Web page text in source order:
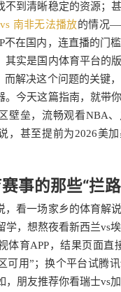
不到清晰稳定的资源；
南非无法播放的情况
不在国内，连直播的门槛
其实是国内体育平台的
而解决这个问题的关键
。今天这篇指南，就带
壁垒，流畅观看NBA
，甚至提前为2026美
事的那些“拦
，看一场家乡的体育解
学，想熬夜看新西兰vs
体育APP，结果页面直
可用”；换个平台试腾
，朋友推荐你看瑞士vs